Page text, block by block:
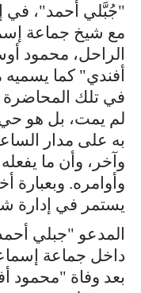
"جُبَّلي أحمد"، في
مع شيخ جماعة
الراحل، محمود
أفندي" كما
في تلك المحاضرة
لم يمت، بل هو
به على مدار
وآخر، وأن ما يفعله
وأوامره. وبعبارة
يستمر في إدارة
المدعو "جبلي
داخل جماعة
بعد وفاة "محمود